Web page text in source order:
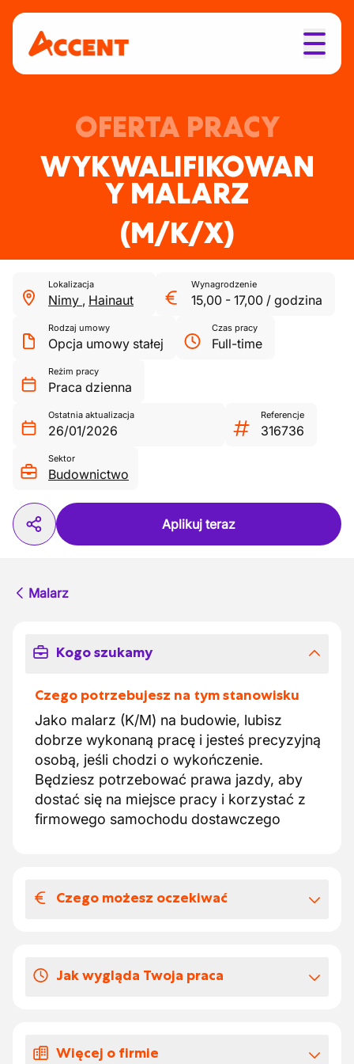
OFERTA PRACY
WYKWALIFIKOWAN
Y MALARZ
(M/K/X)
Lokalizacja
Nimy , Hainaut
Wynagrodzenie
15,00 - 17,00 / godzina
Rodzaj umowy
Opcja umowy stałej
Czas pracy
Full-time
Reżim pracy
Praca dzienna
Ostatnia aktualizacja
26/01/2026
Referencje
316736
Sektor
Budownictwo
Aplikuj teraz
Malarz
Kogo szukamy
Czego potrzebujesz na tym stanowisku
Jako malarz (K/M) na budowie, lubisz
dobrze wykonaną pracę i jesteś precyzyjną
osobą, jeśli chodzi o wykończenie.
Będziesz potrzebować prawa jazdy, aby
dostać się na miejsce pracy i korzystać z
firmowego samochodu dostawczego
Czego możesz oczekiwać
Kontrakt z wiarygodną i stabilną firmą.
tymczasowego okresu próbnego.
Jak wygląda Twoja praca
(stawianie rusztowań, instalowanie
Więcej o firmie